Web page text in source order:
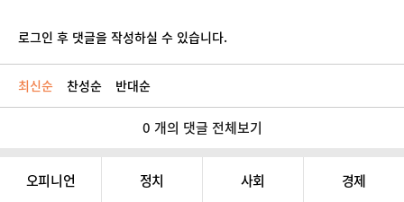
로그인 후 댓글을 작성하실 수 있습니다.
최신순 찬성순 반대순
0 개의 댓글 전체보기
오피니언 정치 사회 경제